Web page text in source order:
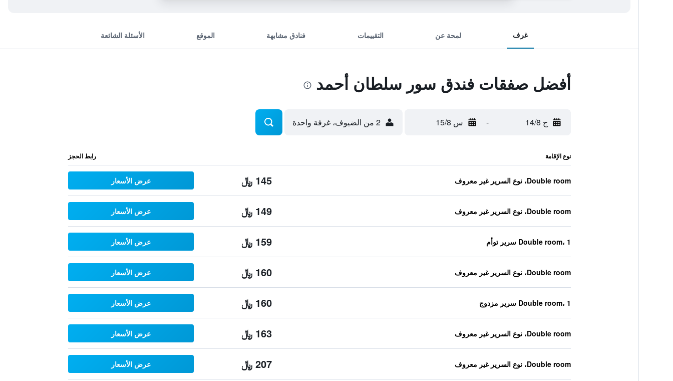
غرف لمحة عن التقييمات فنادق مشابهة الموقع الأسئلة الشائعة
أفضل صفقات فندق سور سلطان أحمد
ج 14/8 - س 15/8 2 من الضيوف، غرفة واحدة
نوع الإقامة رابط الحجز
Double room، نوع السرير غير معروف 145 ﷼ عرض الأسعار
Double room، نوع السرير غير معروف 149 ﷼ عرض الأسعار
Double room، 1 سرير توأم 159 ﷼ عرض الأسعار
Double room، نوع السرير غير معروف 160 ﷼ عرض الأسعار
Double room، 1 سرير مزدوج 160 ﷼ عرض الأسعار
Double room، نوع السرير غير معروف 163 ﷼ عرض الأسعار
Double room، نوع السرير غير معروف 207 ﷼ عرض الأسعار